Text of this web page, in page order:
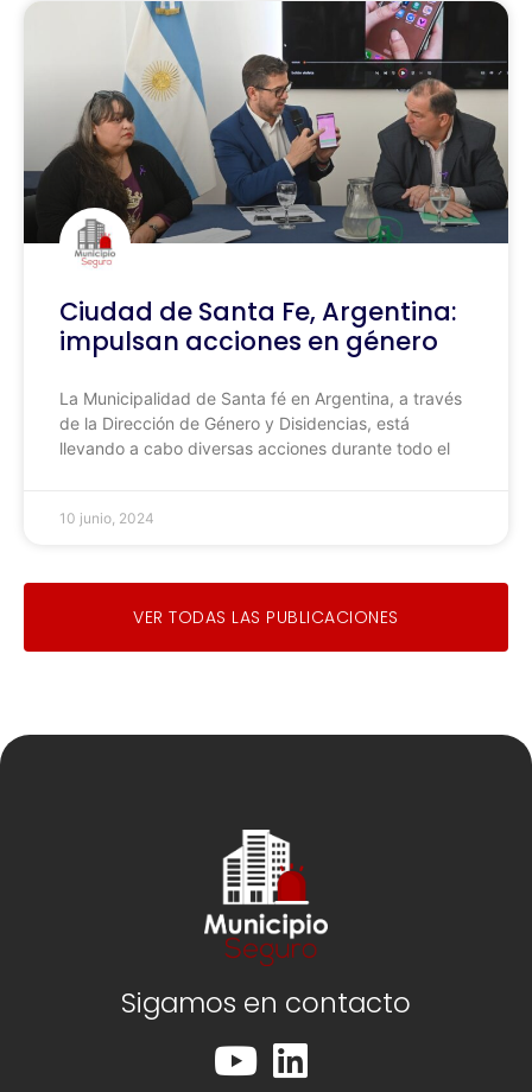
Ciudad de Santa Fe, Argentina:
impulsan acciones en género
La Municipalidad de Santa fé en Argentina, a través
de la Dirección de Género y Disidencias, está
llevando a cabo diversas acciones durante todo el
10 junio, 2024
VER TODAS LAS PUBLICACIONES
Sigamos en contacto